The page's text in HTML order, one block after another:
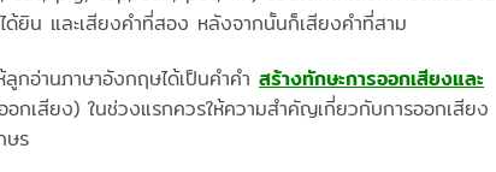
ยิน และเสียงคำที่สอง หลังจากนั้นก็เสียงคำที่สาม
กอ่านภาษาอังกฤษได้เป็นคำคำ สร้างทักษะการออกเสียงและ
อกเสียง) ในช่วงแรกควรให้ความสำคัญเกี่ยวกับการออกเสียง
ษร